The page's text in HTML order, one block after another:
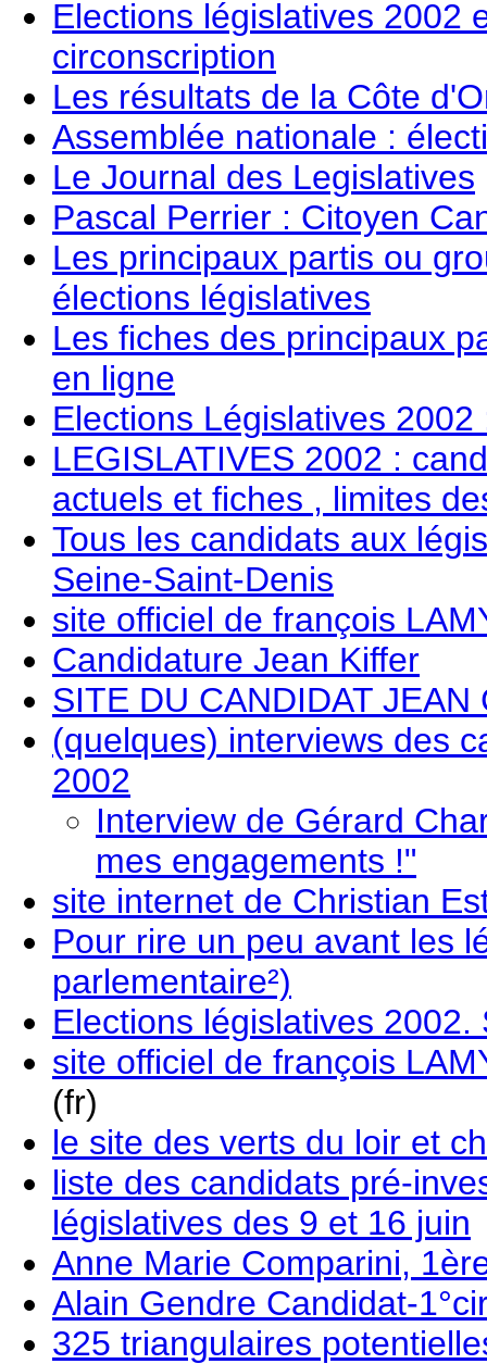
Elections législatives 2002
circonscription
Les résultats de la Côte
Assemblée nationale :
Le Journal des Legislatives
Pascal Perrier : Citoyen
Les principaux partis ou
élections législatives
Les fiches des principaux
en ligne
Elections Législatives
LEGISLATIVES 2002 :
actuels et fiches , limites
Tous les candidats aux
Seine-Saint-Denis
site officiel de françois
Candidature Jean Kiffer
SITE DU CANDIDAT
(quelques) interviews des
2002
Interview de Gérard
mes engagements !"
site internet de Christian
Pour rire un peu avant les
parlementaire²)
Elections législatives
site officiel de françois
(fr)
le site des verts du loir et
liste des candidats pré-
législatives des 9 et 16 juin
Anne Marie Comparini,
Alain Gendre Candidat-
325 triangulaires